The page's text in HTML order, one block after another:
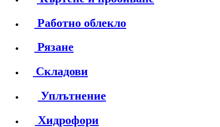
Работно облекло
Рязане
Складови
Уплътнение
Хидрофори